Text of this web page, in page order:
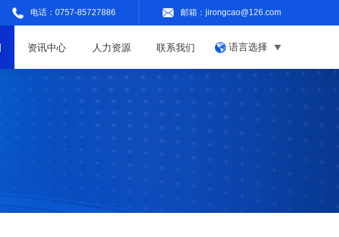
电话： 0757-85727886 邮箱：jirongcao@126.com
资讯中心 人力资源 联系我们 语言选择